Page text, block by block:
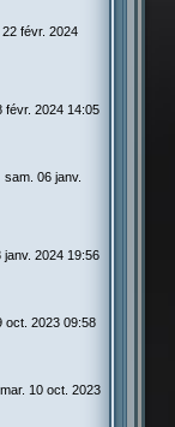
22 févr. 2024
févr. 2024 14:05
sam. 06 janv.
janv. 2024 19:56
oct. 2023 09:58
mar. 10 oct. 2023